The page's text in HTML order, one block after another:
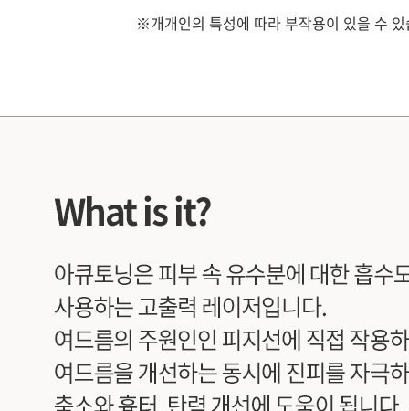
※개개인의 특성에 따라 부작용이 있을 수 있